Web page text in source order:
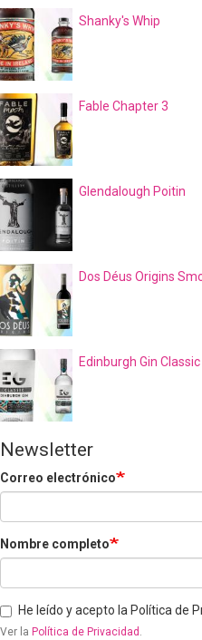
Shanky's Whip
Fable Chapter 3
Glendalough Poitin
Dos Déus Origins
Edinburgh Gin Classic
Newsletter
Correo electrónico
Nombre completo
He leído y acepto la Política de
Ver la Política de Privacidad .